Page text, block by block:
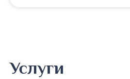
Услуги